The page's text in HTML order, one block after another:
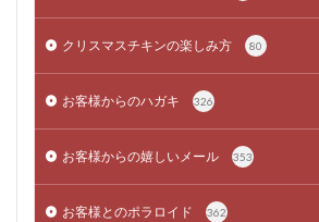
クリスマスチキンの楽しみ方 80
お客様からのハガキ 326
お客様からの嬉しいメール 353
お客様とのポラロイド 362